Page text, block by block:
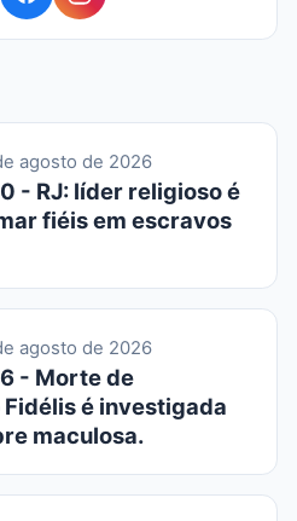
agosto de 2026
- RJ: líder religioso é
fiéis em escravos
agosto de 2026
- Morte de
é investigada
maculosa.